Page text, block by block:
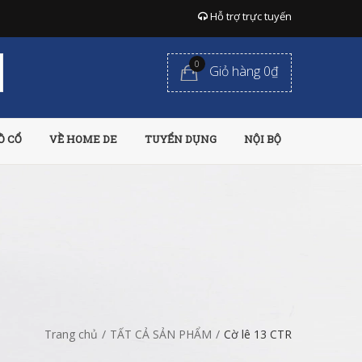
Hỗ trợ trực tuyến
0 Giỏ hàng 0₫
CỔ VỀ HOME DE TUYỂN DỤNG NỘI BỘ
Trang chủ / TẤT CẢ SẢN PHẨM / Cờ lê 13 CTR